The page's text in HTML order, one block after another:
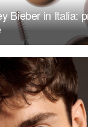
Bieber in Italia: